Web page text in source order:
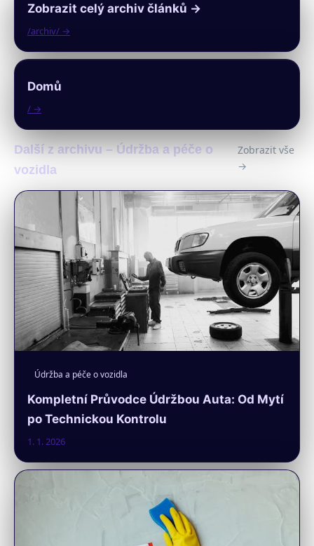
Zobrazit celý archiv článků →
/archiv/ →
Domů
/ →
Další z archivu – Údržba a péče o
vozidla
Zobrazit vše
→
Údržba a péče o vozidla
Kompletní Průvodce Údržbou Auta: Od Mytí
po Technickou Kontrolu
1. 1. 2026